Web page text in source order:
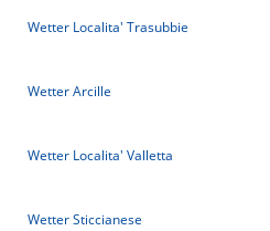
Wetter Localita' Trasubbie
Wetter Arcille
Wetter Localita' Valletta
Wetter Sticcianese